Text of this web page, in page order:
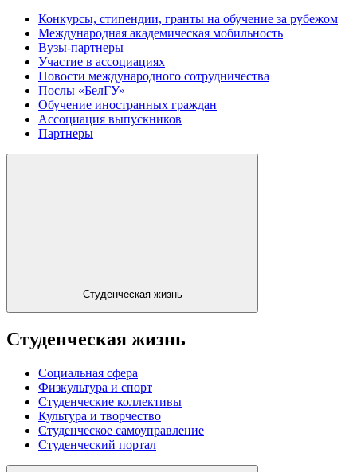
Конкурсы, стипендии, гранты на обучение за рубежом
Международная академическая мобильность
Вузы-партнеры
Участие в ассоциациях
Новости международного сотрудничества
Послы «БелГУ»
Обучение иностранных граждан
Ассоциация выпускников
Партнеры
Студенческая жизнь
Студенческая жизнь
Социальная сфера
Физкультура и спорт
Студенческие коллективы
Культура и творчество
Студенческое самоуправление
Студенческий портал